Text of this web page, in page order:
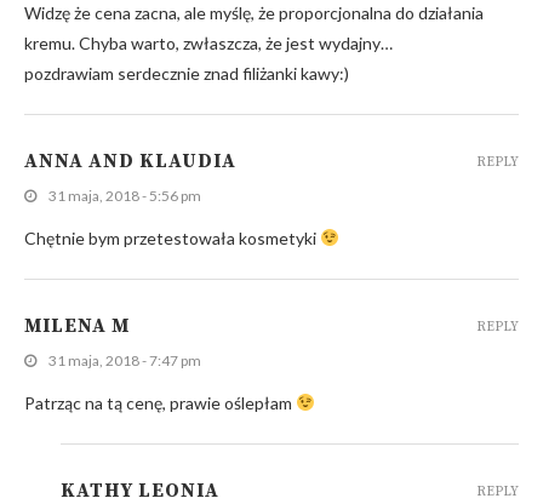
Widzę że cena zacna, ale myślę, że proporcjonalna do działania
kremu. Chyba warto, zwłaszcza, że jest wydajny…
pozdrawiam serdecznie znad filiżanki kawy:)
ANNA AND KLAUDIA
31 maja, 2018 - 5:56 pm
Chętnie bym przetestowała kosmetyki
REPLY
MILENA M
31 maja, 2018 - 7:47 pm
Patrząc na tą cenę, prawie oślepłam
REPLY
KATHY LEONIA REPLY